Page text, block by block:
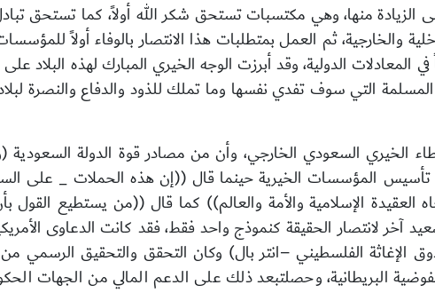
منها، وهي مكتسبات تستحق شكر الله أولاً، كما تستحق
والخارجية، ثم العمل بمتطلبات هذا الانتصار بالوفاء أولاً
الدولية، وقد أبرزت الوجه الخيري المبارك لهذه البلاد
التي سوف تفدي نفسها وما تملك للذود والدفاع والنصرة
الخيري السعودي الخارجي، وأن من مصادر قوة الدولة السعودية
تأسيس المؤسسات الخيرية حينما قال ((إن هذه الحملات _ على
العقيدة الإسلامية والأمة والعالم)) كما قال ((من يستطيع القول
الإغاثة الفلسطيني –انتر بال) وكان التحقق والتحقيق الرسمي
البريطانية، وحصلتبعد ذلك على الدعم المالي من الجهات